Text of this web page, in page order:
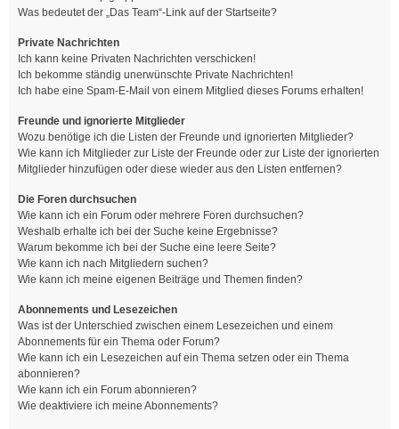
Was bedeutet der „Das Team“-Link auf der Startseite?
Private Nachrichten
Ich kann keine Privaten Nachrichten verschicken!
Ich bekomme ständig unerwünschte Private Nachrichten!
Ich habe eine Spam-E-Mail von einem Mitglied dieses Forums erhalten!
Freunde und ignorierte Mitglieder
Wozu benötige ich die Listen der Freunde und ignorierten Mitglieder?
Wie kann ich Mitglieder zur Liste der Freunde oder zur Liste der ignorierten
Mitglieder hinzufügen oder diese wieder aus den Listen entfernen?
Die Foren durchsuchen
Wie kann ich ein Forum oder mehrere Foren durchsuchen?
Weshalb erhalte ich bei der Suche keine Ergebnisse?
Warum bekomme ich bei der Suche eine leere Seite?
Wie kann ich nach Mitgliedern suchen?
Wie kann ich meine eigenen Beiträge und Themen finden?
Abonnements und Lesezeichen
Was ist der Unterschied zwischen einem Lesezeichen und einem
Abonnements für ein Thema oder Forum?
Wie kann ich ein Lesezeichen auf ein Thema setzen oder ein Thema
abonnieren?
Wie kann ich ein Forum abonnieren?
Wie deaktiviere ich meine Abonnements?